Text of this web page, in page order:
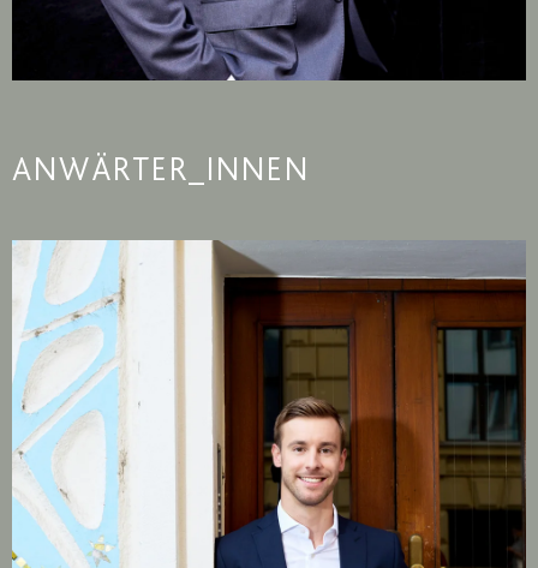
ANWÄRTER_INNEN